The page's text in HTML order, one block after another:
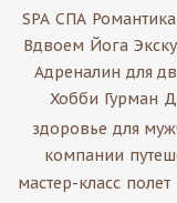
SPA СПА Романтика
Вдвоем Йога
Адреналин для
Хобби Гурман
здоровье для
компании
мастер-класс полет